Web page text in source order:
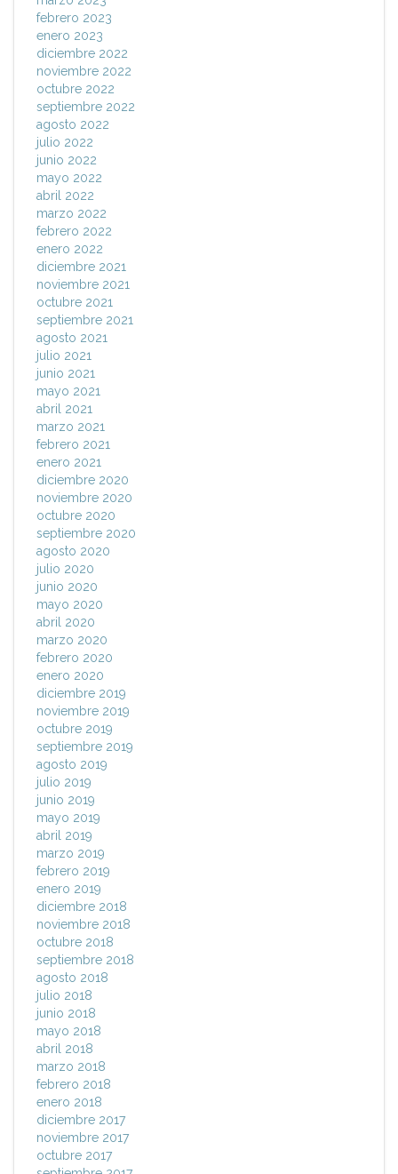
febrero 2023
enero 2023
diciembre 2022
noviembre 2022
octubre 2022
septiembre 2022
agosto 2022
julio 2022
junio 2022
mayo 2022
abril 2022
marzo 2022
febrero 2022
enero 2022
diciembre 2021
noviembre 2021
octubre 2021
septiembre 2021
agosto 2021
julio 2021
junio 2021
mayo 2021
abril 2021
marzo 2021
febrero 2021
enero 2021
diciembre 2020
noviembre 2020
octubre 2020
septiembre 2020
agosto 2020
julio 2020
junio 2020
mayo 2020
abril 2020
marzo 2020
febrero 2020
enero 2020
diciembre 2019
noviembre 2019
octubre 2019
septiembre 2019
agosto 2019
julio 2019
junio 2019
mayo 2019
abril 2019
marzo 2019
febrero 2019
enero 2019
diciembre 2018
noviembre 2018
octubre 2018
septiembre 2018
agosto 2018
julio 2018
junio 2018
mayo 2018
abril 2018
marzo 2018
febrero 2018
enero 2018
diciembre 2017
noviembre 2017
octubre 2017